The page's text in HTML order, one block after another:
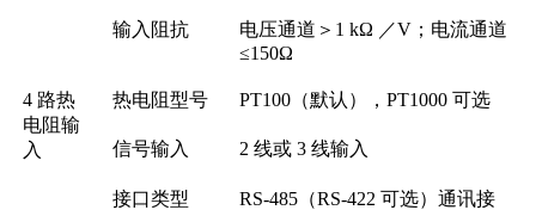
输入阻抗
电压通道＞1 kΩ ／V；电流通道
≤150Ω
4 路热
电阻输
入
热电阻型号 PT100（默认），PT1000 可选
信号输入 2 线或 3 线输入
接口类型
RS-485（RS-422 可选）通讯接